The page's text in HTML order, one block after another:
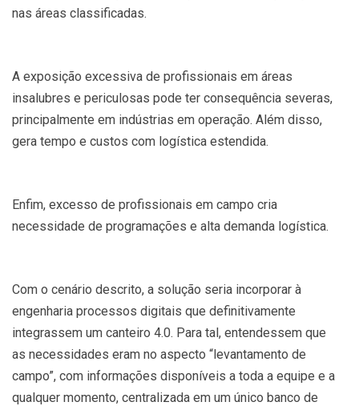
nas áreas classificadas.
A exposição excessiva de profissionais em áreas
insalubres e periculosas pode ter consequência severas,
principalmente em indústrias em operação. Além disso,
gera tempo e custos com logística estendida.
Enfim, excesso de profissionais em campo cria
necessidade de programações e alta demanda logística.
Com o cenário descrito, a solução seria incorporar à
engenharia processos digitais que definitivamente
integrassem um canteiro 4.0. Para tal, entendessem que
as necessidades eram no aspecto “levantamento de
campo”, com informações disponíveis a toda a equipe e a
qualquer momento, centralizada em um único banco de